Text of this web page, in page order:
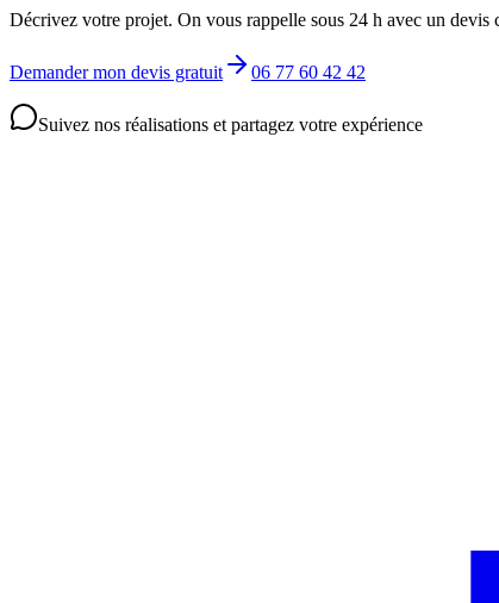
Décrivez votre projet. On vous rappelle sous 24 h avec un
Demander mon devis gratuit 06 77 60 42 42
Suivez nos réalisations et partagez votre expérience